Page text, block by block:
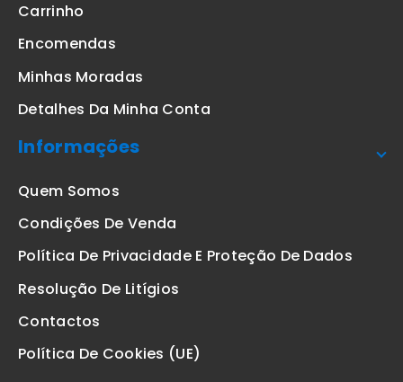
Carrinho
Encomendas
Minhas Moradas
Detalhes Da Minha Conta
Informações
Quem Somos
Condições De Venda
Política De Privacidade E Proteção De Dados
Resolução De Litígios
Contactos
Política De Cookies (UE)